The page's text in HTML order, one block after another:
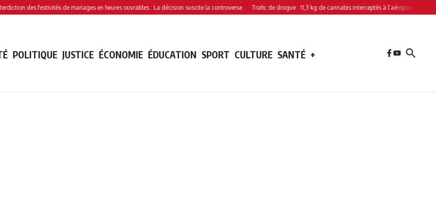
des festivités de mariages en heures ouvrables : La décision suscite la controverse Trafic de drogue : 11,3 kg de cannabis interceptés à l’aéroport de Hahaya
POLITIQUE JUSTICE ÉCONOMIE ÉDUCATION SPORT CULTURE SANTÉ +